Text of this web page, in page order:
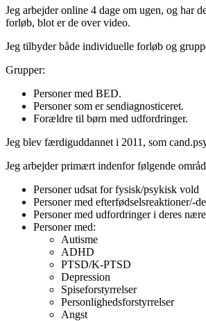
Jeg arbejder online 4 dage om ugen, og har
forløb, blot er de over video.
Jeg tilbyder både individuelle forløb og
Grupper:
Personer med BED.
Personer som er sendiagnosticeret.
Forældre til børn med udfordringer.
Jeg blev færdiguddannet i 2011, som
Jeg arbejder primært indenfor følgende
Personer udsat for fysisk/psykisk vold
Personer med efterfødselsreaktioner/-
Personer med udfordringer i deres
Personer med:
Autisme
ADHD
PTSD/K-PTSD
Depression
Spiseforstyrrelser
Personlighedsforstyrrelser
Angst